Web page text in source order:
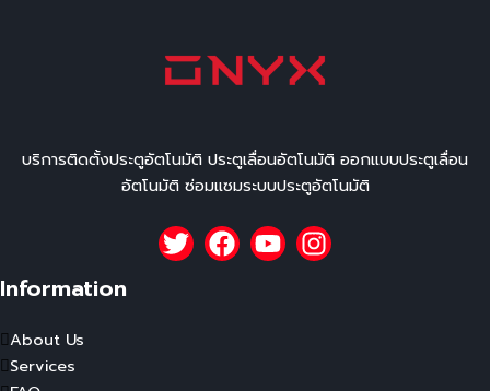
บริการติดตั้งประตูอัตโนมัติ ประตูเลื่อนอัตโนมัติ ออกแบบประตูเลื่อน
อัตโนมัติ ซ่อมแซมระบบประตูอัตโนมัติ
Information
About Us
Services